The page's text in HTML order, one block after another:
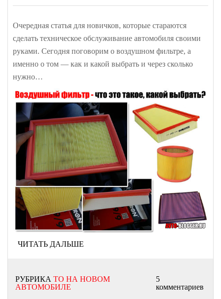
Очередная статья для новичков, которые стараются
сделать техническое обслуживание автомобиля своими
руками. Сегодня поговорим о воздушном фильтре, а
именно о том — как и какой выбрать и через сколько
нужно…
ЧИТАТЬ ДАЛЬШЕ
РУБРИКА ТО НА НОВОМ
АВТОМОБИЛЕ
5
комментариев